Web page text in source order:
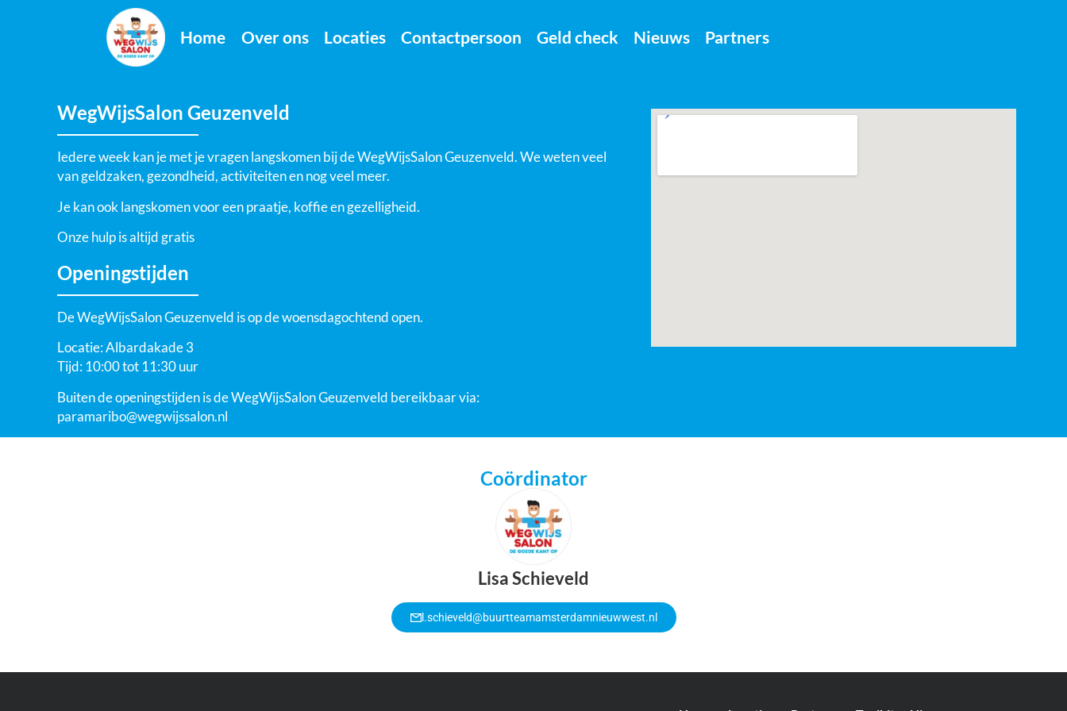
Home Over ons Locaties Contactpersoon Geld check Nieuws Partners
WegWijsSalon Geuzenveld
Iedere week kan je met je vragen langskomen bij de WegWijsSalon Geuzenveld. We weten veel
van geldzaken, gezondheid, activiteiten en nog veel meer.
Je kan ook langskomen voor een praatje, koffie en gezelligheid.
Onze hulp is altijd gratis
Openingstijden
De WegWijsSalon Geuzenveld is op de woensdagochtend open.
Locatie:Albardakade 3
Tijd: 10:00 tot 11:30 uur
Buiten de openingstijden is de WegWijsSalon Geuzenveld bereikbaar via:
paramaribo@wegwijssalon.nl
Coördinator
Lisa Schieveld
l.schieveld@buurtteamamsterdamnieuwwest.nl